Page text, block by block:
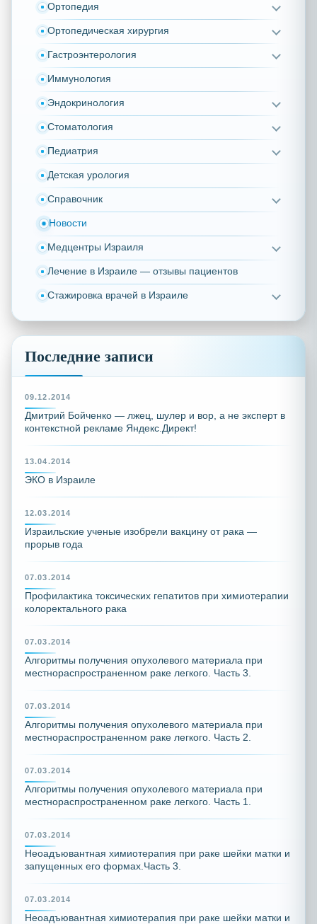
Ортопедия
Ортопедическая хирургия
Гастроэнтерология
Иммунология
Эндокринология
Стоматология
Педиатрия
Детская урология
Справочник
Новости
Медцентры Израиля
Лечение в Израиле — отзывы пациентов
Стажировка врачей в Израиле
Последние записи
09.12.2014
Дмитрий Бойченко — лжец, шулер и вор, а не эксперт в
контекстной рекламе Яндекс.Директ!
13.04.2014
ЭКО в Израиле
12.03.2014
Израильские ученые изобрели вакцину от рака —
прорыв года
07.03.2014
Профилактика токсических гепатитов при химиотерапии
колоректального рака
07.03.2014
Алгоритмы получения опухолевого материала при
местнораспространенном раке легкого. Часть 3.
07.03.2014
Алгоритмы получения опухолевого материала при
местнораспространенном раке легкого. Часть 2.
07.03.2014
Алгоритмы получения опухолевого материала при
местнораспространенном раке легкого. Часть 1.
07.03.2014
Неоадъювантная химиотерапия при раке шейки матки и
запущенных его формах.Часть 3.
07.03.2014
Неоадъювантная химиотерапия при раке шейки матки и